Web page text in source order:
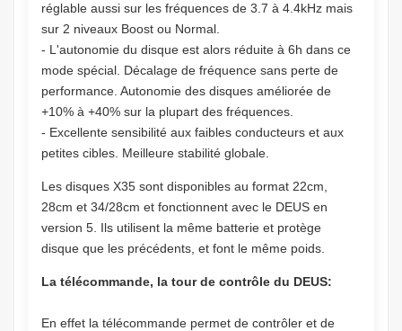
réglable aussi sur les fréquences de 3.7 à 4.4kHz mais
sur 2 niveaux Boost ou Normal.
- L'autonomie du disque est alors réduite à 6h dans ce
mode spécial. Décalage de fréquence sans perte de
performance. Autonomie des disques améliorée de
+10% à +40% sur la plupart des fréquences.
- Excellente sensibilité aux faibles conducteurs et aux
petites cibles. Meilleure stabilité globale.
Les disques X35 sont disponibles au format 22cm,
28cm et 34/28cm et fonctionnent avec le DEUS en
version 5. Ils utilisent la même batterie et protège
disque que les précédents, et font le même poids.
La télécommande, la tour de contrôle du DEUS:
En effet la télécommande permet de contrôler et de